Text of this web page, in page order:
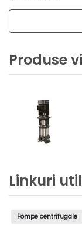
Produse
Linkuri
Pompe centrifugale